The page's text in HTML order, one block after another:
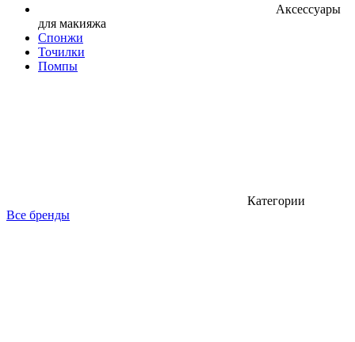
Аксессуары
для макияжа
Спонжи
Точилки
Помпы
Категории
Все бренды